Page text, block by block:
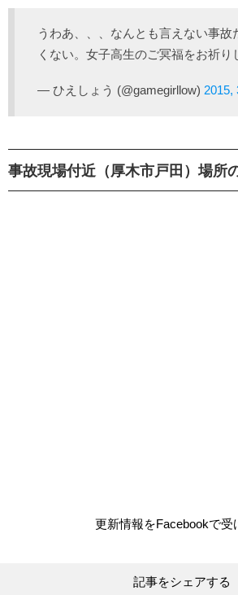
うわあ、、、なんとも言えない事故
くない。女子高生のご冥福をお祈り
— ひえしょう (@gamegirllow) 2015,
事故現場付近（厚木市戸田）場所
更新情報をFacebookで受
記事をシェアする